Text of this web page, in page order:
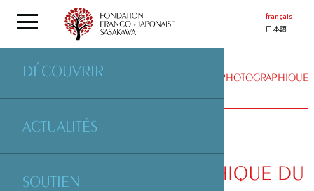
français
日本語
DÉCOUVRIR
ACTUALITÉS
SOUTIEN
_ARTICLE MIS EN EXERGUE
| LE FONDS PHOTOGRAPHIQUE
LE FONDS PHOTOGRAPHIQUE DU